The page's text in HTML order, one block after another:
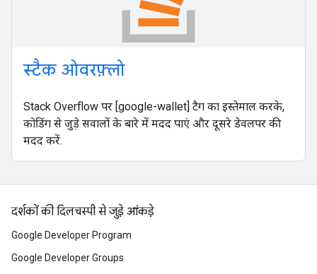
स्टैक ओवरफ़्लो
Stack Overflow पर [google-wallet] टैग का इस्तेमाल करके,
कोडिंग से जुड़े सवालों के बारे में मदद पाएं और दूसरे डेवलपर की
मदद करें.
दर्शकों की दिलचस्पी से जुड़े आंकड़े
Google Developer Program
Google Developer Groups